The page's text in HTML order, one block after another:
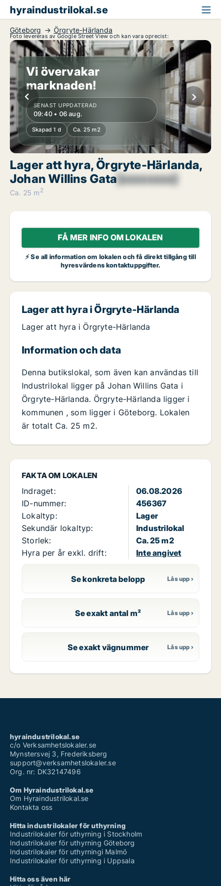
hyraindustrilokal.se
Göteborg Örgryte-Härlanda
Foto levereras av Google Street View och kan vara oprecist:
Vi övervakar
marknaden!
SENAST UPPDATERAD
09:40 • 06 aug.
Skapad 1 d Ca. 25 m2
Lager att hyra, Örgryte-Härlanda,
Johan Willins Gata[xxxxxxxx]
Ca. 25 m 2
FÅ MER INFO OM LOKALEN
⚡ Se all information om lokalen och få direkt tillgång till
hyresvärdens kontaktuppgifter.
FAKTA OM LOKALEN
Indraget:
06.08.2026
ID-nummer:
456367
Lokaltyp:
Lager
Sekundär lokaltyp:
Industrilokal
Storlek:
Ca. 25 m2
Hyra per år exkl. drift:
Inte angivet
Se konkreta belopp
Se exakt antal m²
Se exakt vägnummer
Lager att hyra i Örgryte-Härlanda
Lager att hyra i Örgryte-Härlanda
Information och data
Denna butikslokal, som även kan användas till
Industrilokal ligger på Johan Willins Gata i
Örgryte-Härlanda. Örgryte-Härlanda ligger i
kommunen , som ligger i Göteborg. Lokalen
är totalt Ca. 25 m2.
hyraindustrilokal.se
c/o Verksamhetslokaler.se
Mynstersvej 3, Frederiksberg
support@verksamhetslokaler.se
Org. nr: DK32147496
Om Hyraindustrilokal.se
Om Hyraindustrilokal.se
Kontakta oss
Hitta industrilokaler för uthyrning
Industrilokaler för uthyrning i Stockholm
Industrilokaler för uthyrning Göteborg
Industrilokaler för uthyrningi Malmö
Industrilokaler för uthyrning i Uppsala
Hitta oss även här